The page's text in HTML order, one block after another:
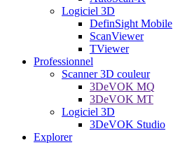
Logiciel 3D
DefinSight Mobile
ScanViewer
TViewer
Professionnel
Scanner 3D couleur
3DeVOK MQ
3DeVOK MT
Logiciel 3D
3DeVOK Studio
Explorer